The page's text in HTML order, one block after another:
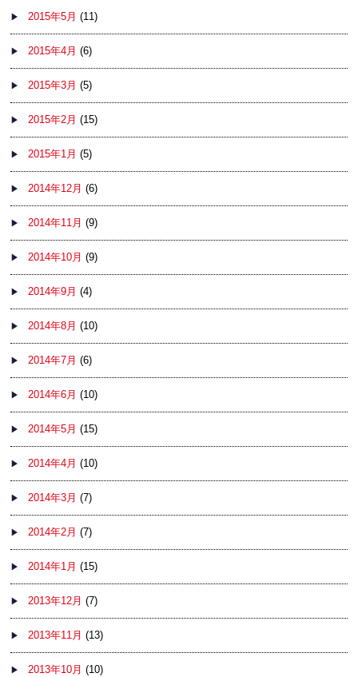
2015年5月 (11)
2015年4月 (6)
2015年3月 (5)
2015年2月 (15)
2015年1月 (5)
2014年12月 (6)
2014年11月 (9)
2014年10月 (9)
2014年9月 (4)
2014年8月 (10)
2014年7月 (6)
2014年6月 (10)
2014年5月 (15)
2014年4月 (10)
2014年3月 (7)
2014年2月 (7)
2014年1月 (15)
2013年12月 (7)
2013年11月 (13)
2013年10月 (10)